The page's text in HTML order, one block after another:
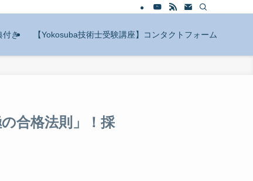
付き 【Yokosuba技術士受験講座】コンタクトフォーム
合格法則」！採